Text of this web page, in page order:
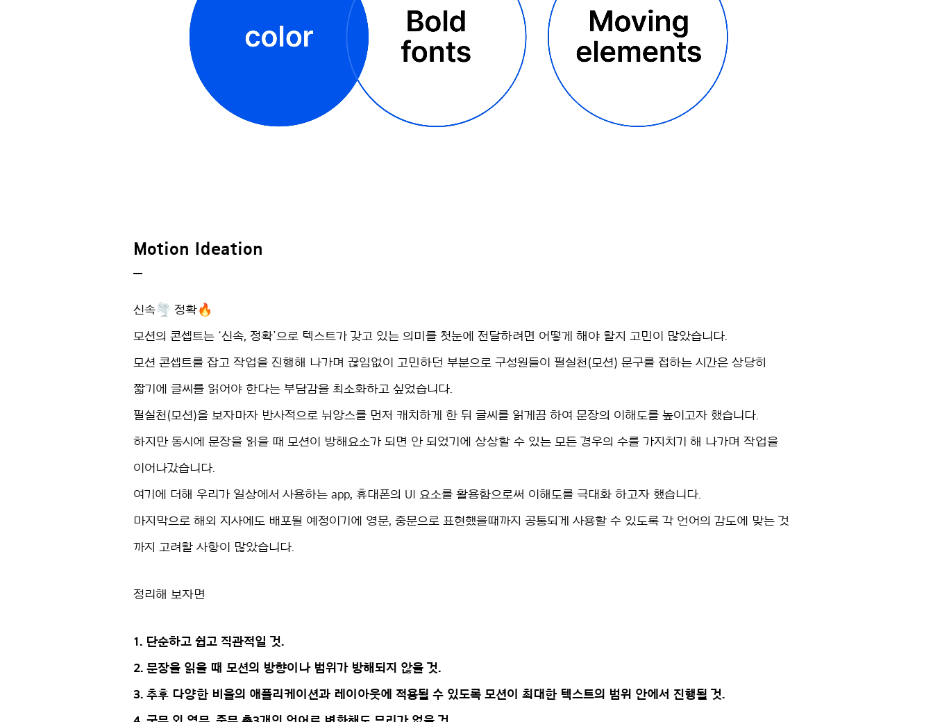
Motion Ideation
신속🌪️ 정확🔥
모션의 콘셉트는 ‘신속, 정확’으로 텍스트가 갖고 있는 의미를 첫눈에 전달하려면 어떻게 해야 할지 고민이 많았습니다.
모션 콘셉트를 잡고 작업을 진행해 나가며 끊임없이 고민하던 부분으로 구성원들이 필실천(모션) 문구를 접하는 시간은 상당히
짧기에 글씨를 읽어야 한다는 부담감을 최소화하고 싶었습니다.
필실천(모션)을 보자마자 반사적으로 뉘앙스를 먼저 캐치하게 한 뒤 글씨를 읽게끔 하여 문장의 이해도를 높이고자 했습니다.
하지만 동시에 문장을 읽을 때 모션이 방해요소가 되면 안 되었기에 상상할 수 있는 모든 경우의 수를 가지치기 해 나가며 작업을
이어나갔습니다.
여기에 더해 우리가 일상에서 사용하는 app, 휴대폰의 UI 요소를 활용함으로써 이해도를 극대화 하고자 했습니다.
마지막으로 해외 지사에도 배포될 예정이기에 영문, 중문으로 표현했을때까지 공통되게 사용할 수 있도록 각 언어의 감도에 맞는 것
까지 고려할 사항이 많았습니다.
정리해 보자면
1. 단순하고 쉽고 직관적일 것.
2. 문장을 읽을 때 모션의 방향이나 범위가 방해되지 않을 것.
3. 추후 다양한 비율의 애플리케이션과 레이아웃에 적용될 수 있도록 모션이 최대한 텍스트의 범위 안에서 진행될 것.